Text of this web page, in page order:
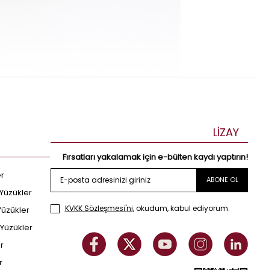
LİZAY
Fırsatları yakalamak için e-bülten kaydı yaptırın!
ABONE OL
KVKK Sözleşmesi'ni, okudum, kabul ediyorum.